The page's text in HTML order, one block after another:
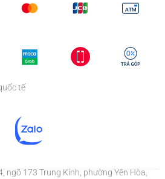
tế
ngõ 173 Trung Kính, phường Yên Hòa,